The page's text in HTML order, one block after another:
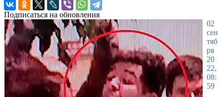
Подписаться на обновления
02
сен
тяб
ря
20
22,
08:
59